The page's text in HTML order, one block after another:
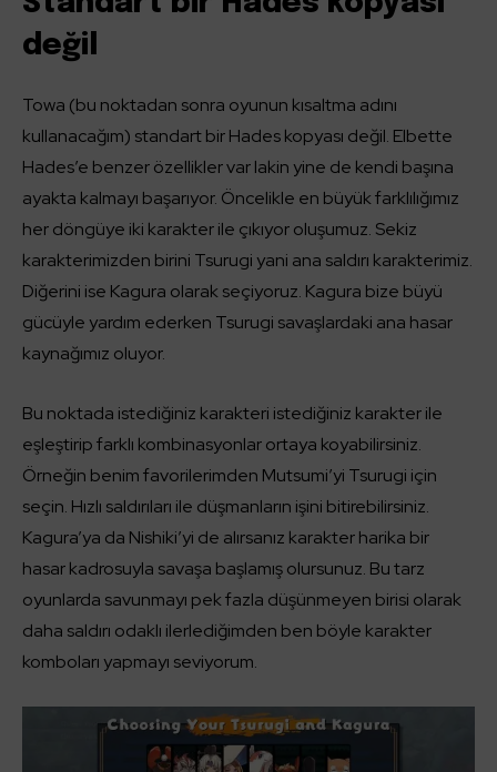
değil
Towa (bu noktadan sonra oyunun kısaltma adını
kullanacağım) standart bir Hades kopyası değil. Elbette
Hades’e benzer özellikler var lakin yine de kendi başına
ayakta kalmayı başarıyor. Öncelikle en büyük farklılığımız
her döngüye iki karakter ile çıkıyor oluşumuz. Sekiz
karakterimizden birini Tsurugi yani ana saldırı karakterimiz.
Diğerini ise Kagura olarak seçiyoruz. Kagura bize büyü
gücüyle yardım ederken Tsurugi savaşlardaki ana hasar
kaynağımız oluyor.
Bu noktada istediğiniz karakteri istediğiniz karakter ile
eşleştirip farklı kombinasyonlar ortaya koyabilirsiniz.
Örneğin benim favorilerimden Mutsumi’yi Tsurugi için
seçin. Hızlı saldırıları ile düşmanların işini bitirebilirsiniz.
Kagura’ya da Nishiki’yi de alırsanız karakter harika bir
hasar kadrosuyla savaşa başlamış olursunuz. Bu tarz
oyunlarda savunmayı pek fazla düşünmeyen birisi olarak
daha saldırı odaklı ilerlediğimden ben böyle karakter
komboları yapmayı seviyorum.